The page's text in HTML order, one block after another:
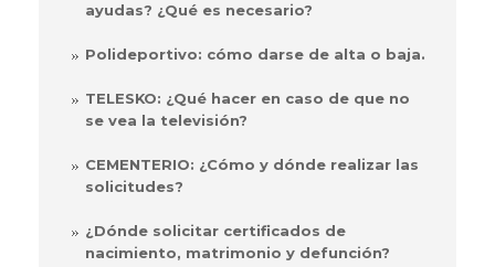
ayudas? ¿Qué es necesario?
Polideportivo: cómo darse de alta o baja.
TELESKO: ¿Qué hacer en caso de que no
se vea la televisión?
CEMENTERIO: ¿Cómo y dónde realizar las
solicitudes?
¿Dónde solicitar certificados de
nacimiento, matrimonio y defunción?